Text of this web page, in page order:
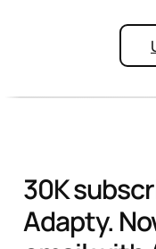
30K
Adapty.